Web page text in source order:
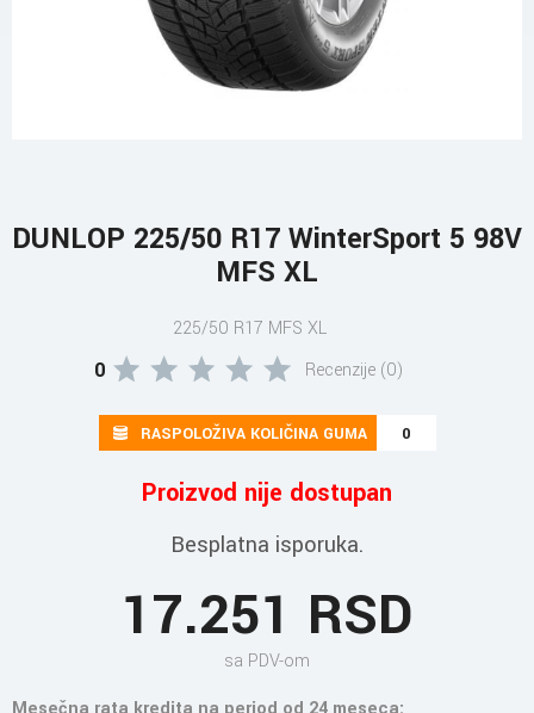
DUNLOP 225/50 R17 WinterSport 5 98V
MFS XL
225/50 R17 MFS XL
0 Recenzije (0)
RASPOLOŽIVA KOLIČINA GUMA 0
Proizvod nije dostupan
Besplatna isporuka.
17.251 RSD
sa PDV-om